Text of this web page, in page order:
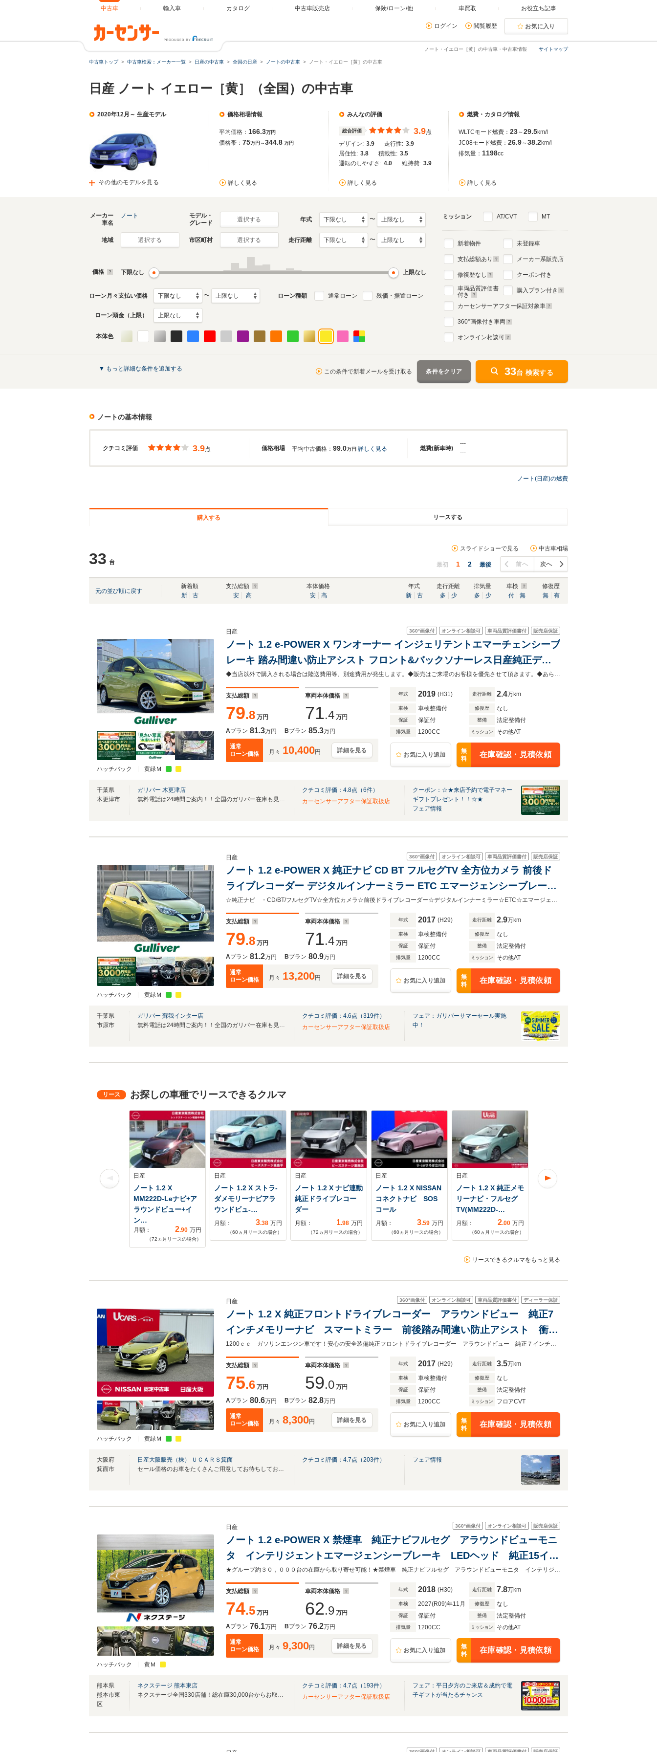
中古車 輸入車 カタログ 中古車販売店 保険/ローン/他 車買取 お役立ち記事
ログイン 閲覧履歴 お気に入り
サイトマップ
ノート・イエロー［黄］の中古車・中古車情報
中古車トップ 中古車検索：メーカー一覧 日産の中古車 全国の日産 ノートの中古車 ノート・イエロー［黄］の中古車
日産 ノート イエロー［黄］（全国）の中古車
2020年12月～ 生産モデル
その他のモデルを見る
価格相場情報
平均価格： 166.3万円
価格帯： 75万円～344.8 万円
詳しく見る
みんなの評価
総合評価 3.9点
デザイン: 3.9 走行性: 3.9
居住性: 3.8 積載性: 3.5
運転のしやすさ: 4.0 維持費: 3.9
詳しく見る
燃費・カタログ情報
WLTCモード燃費： 23～29.5km/l
JC08モード燃費： 26.9～38.2km/l
排気量： 1198cc
詳しく見る
2012年9月～2020年11月
生産モデル
ノートのカタログを見る
メーカー
車名
ノート
モデル・
グレード
選択する 年式 〜
地域 選択する 市区町村 選択する 走行距離 〜
価格 下限なし 上限なし
ローン月々支払い価格 〜 ローン種類 通常ローン 残価・据置ローン
ローン頭金（上限）
本体色
ミッション AT/CVT MT
新着物件
支払総額あり
修復歴なし
車両品質評価書
付き
未登録車
メーカー系販売店
クーポン付き
購入プラン付き
カーセンサーアフター保証対象車
360°画像付き車両
オンライン相談可
▼ もっと詳細な条件を追加する この条件で新着メールを受け取る 条件をクリア 33台 検索する
ノートの基本情報
クチコミ評価 価格相場 燃費(新車時)
3.9点 平均中古価格： 99.0万円 詳しく見る
---
---
ノート(日産)の燃費
購入する リースする
33 台
スライドショーで見る 中古車相場
最初 1 2 最後 前へ 次へ
元の並び順に戻す
新着順
新
古
支払総額
安
高
本体価格
安
高
年式
新
古
走行距離
多
少
排気量
多
少
車検
付
無
修復歴
無
有
ハッチバック 黄緑Ｍ
360°画像付 オンライン相談可 車両品質評価書付 販売店保証
日産
ノート 1.2 e-POWER X ワンオーナー インジェリテントエマーチェンシーブ
レーキ 踏み間違い防止アシスト フロント&バックソナーレス日産純正ディ
ーラーオプションナビ BTオーディオ フルセグTV バックカメラ Pスタート ◆当店以外で購入される場合は陸送費用等、別途費用が発生します。◆販売はご来場のお客様を優先させて頂きます。◆あらかじめご確認下さい※販売は一般のお客様に限ります。
支払総額
79.8 万円
車両本体価格
71.4 万円
Aプラン 81.3万円 Bプラン 85.3万円
通常
ローン価格
月々 10,400円 詳細を見る
年式 2019 (H31) 走行距離 2.4万km
車検 車検整備付 修復歴 なし
保証 保証付 整備 法定整備付
排気量 1200CC ミッション その他AT
お気に入り追加
無
料
在庫確認・見積依頼
千葉県
木更津市
ガリバー 木更津店
無料電話は24時間ご案内！！全国のガリバー在庫も見たい方は一括照会が可能です！
クチコミ評価： 4.8点（6件）
カーセンサーアフター保証取扱店
クーポン：☆★来店予約で電子マネー
ギフトプレゼント！！☆★
フェア情報
ハッチバック 黄緑Ｍ
360°画像付 オンライン相談可 車両品質評価書付 販売店保証
日産
ノート 1.2 e-POWER X 純正ナビ CD BT フルセグTV 全方位カメラ 前後ド
ライブレコーダー デジタルインナーミラー ETC エマージェンシーブレーキ
車線逸脱警報 オートライト スペアキー×2 ステアリングスイッチ
☆純正ナビ ・CD/BT/フルセグTV☆全方位カメラ☆前後ドライブレコーダー☆デジタルインナーミラー☆ETC☆エマージェンシーブレーキ☆車線逸脱警報☆オートライト☆スペアキー×２☆ス
支払総額
79.8 万円
車両本体価格
71.4 万円
Aプラン 81.2万円 Bプラン 80.9万円
通常
ローン価格
月々 13,200円 詳細を見る
年式 2017 (H29) 走行距離 2.9万km
車検 車検整備付 修復歴 なし
保証 保証付 整備 法定整備付
排気量 1200CC ミッション その他AT
お気に入り追加
無
料
在庫確認・見積依頼
千葉県
市原市
ガリバー 蘇我インター店
無料電話は24時間ご案内！！全国のガリバー在庫も見たい方は一括照会が可能です！
クチコミ評価： 4.6点（319件）
カーセンサーアフター保証取扱店
フェア：ガリバーサマーセール実施
中！
お探しの車種でリースできるクルマ
日産
ノート 1.2 X
MM222D-Leナビ+ア
ラウンドビュー+イ
ン…
月額： 2.90 万円
（72 ヵ月リースの場合）
日産
ノート 1.2 X ストラ-
ダメモリーナビアラ
ウンドビュ-…
月額： 3.38 万円
（60ヵ月リースの場合）
日産
ノート 1.2 X ナビ連動
純正ドライブレコー
ダー
月額： 1.98 万円
（72 ヵ月リースの場合）
日産
ノート 1.2 X NISSAN
コネクトナビ SOS
コール
月額： 3.59 万円
（60ヵ月リースの場合）
日産
ノート 1.2 X 純正メモ
リーナビ・フルセグ
TV(MM222D-…
月額： 2.00 万円
（60ヵ月リースの場合）
日産
ノート 1.2 X 衝突軽減
リースできるクルマをもっと見る
ハッチバック 黄緑Ｍ
360°画像付 オンライン相談可 車両品質評価書付 ディーラー保証
日産
ノート 1.2 X 純正フロントドライブレコーダー アラウンドビュー 純正7
インチメモリーナビ スマートミラー 前後踏み間違い防止アシスト 衝突
軽減ブレーキ
支払総額
75.6 万円
車両本体価格
59.0 万円
Aプラン 80.6万円 Bプラン 82.8万円
通常
ローン価格
月々 8,300円 詳細を見る
年式 2017 (H29) 走行距離 3.5万km
車検 車検整備付 修復歴 なし
保証 保証付 整備 法定整備付
排気量 1200CC ミッション フロアCVT
お気に入り追加
無
料
在庫確認・見積依頼
大阪府
箕面市
日産大阪販売（株） ＵＣＡＲＳ箕面
クチコミ評価： 4.7 点（203件） フェア情報
ハッチバック 黄Ｍ
360°画像付 オンライン相談可 販売店保証
日産
ノート 1.2 e-POWER X 禁煙車 純正ナビフルセグ アラウンドビューモニ
タ インテリジェントエマージェンシーブレーキ LEDヘッド 純正15イン
チAW インテリジェントルームミラー フロント/バックソナー ハイビー
ムアシスト
支払総額
74.5 万円
車両本体価格
62.9 万円
Aプラン 76.1万円 Bプラン 76.2万円
通常
ローン価格
月々 9,300円 詳細を見る
年式 2018 (H30) 走行距離 7.8万km
車検 2027(R09)年11月 修復歴 なし
保証 保証付 整備 法定整備付
排気量 1200CC ミッション その他AT
お気に入り追加
無
料
在庫確認・見積依頼
熊本県
熊本市東
区
ネクステージ 熊本東店
クチコミ評価： 4.7 点（ 193件）
カーセンサーアフター保証取扱店
フェア：平日夕方のご来店＆成約で電
子ギフトが当たるチャンス